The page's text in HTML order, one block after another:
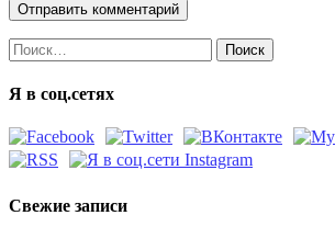
Найти:
Я в соц.сетях
Свежие записи